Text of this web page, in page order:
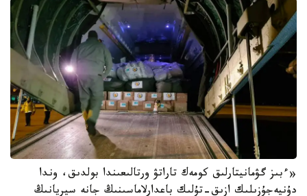
«ءبىز گۋمانيتارلىق كومەك تاراتۋ ورتالىعىندا بولدىق، وندا
دۇنيەجۇزىلىك ازىق-تۇلىك باعدارلاماسىنىڭ جانە سيريانىڭ